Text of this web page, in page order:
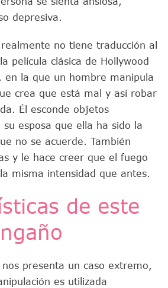
depresiva.
no tiene traducción al
película clásica de Hollywood
en la que un hombre manipula
crea que está mal y así robar
Él esconde objetos
esposa que ella ha sido la
no se acuerde. También
y le hace creer que el fuego
misma intensidad que antes.
de este
presenta un caso extremo,
es utilizada